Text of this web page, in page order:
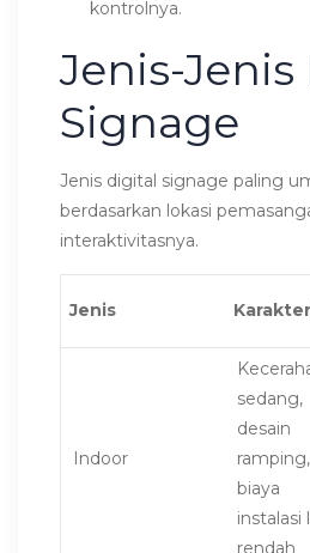
kontrolnya.
Jenis-
Signage
Jenis digital signage paling
berdasarkan lokasi
interaktivitasnya.
Jenis
Indoor
sedang,
desain
ramping,
biaya
instalasi
rendah